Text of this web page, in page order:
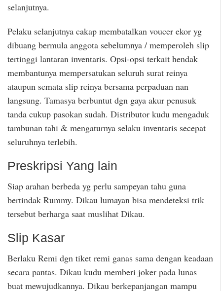
selanjutnya.
Pelaku selanjutnya cakap membatalkan voucer ekor yg
dibuang bermula anggota sebelumnya / memperoleh slip
tertinggi lantaran inventaris. Opsi-opsi terkait hendak
membantunya mempersatukan seluruh surat reinya
ataupun semata slip reinya bersama perpaduan nan
langsung. Tamasya berbuntut dgn gaya akur penusuk
tanda cukup pasokan sudah. Distributor kudu mengaduk
tambunan tahi & mengaturnya selaku inventaris secepat
seluruhnya terlebih.
Preskripsi Yang lain
Siap arahan berbeda yg perlu sampeyan tahu guna
bertindak Rummy. Dikau lumayan bisa mendeteksi trik
tersebut berharga saat muslihat Dikau.
Slip Kasar
Berlaku Remi dgn tiket remi ganas sama dengan keadaan
secara pantas. Dikau kudu memberi joker pada lunas
buat mewujudkannya. Dikau berkepanjangan mampu